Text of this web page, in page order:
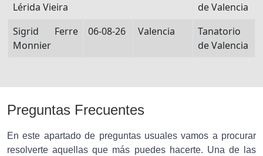
Lérida Vieira
de Valencia
Sigrid Ferre
Monnier
06-08-26 Valencia
Tanatorio
de Valencia
Preguntas Frecuentes
En este apartado de preguntas usuales vamos a procurar
resolverte aquellas que más puedes hacerte. Una de las